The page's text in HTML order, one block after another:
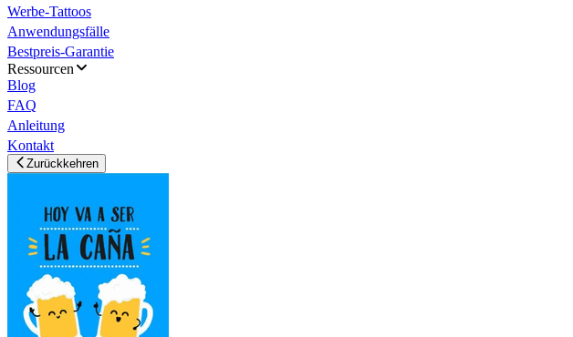
Werbe-Tattoos
Anwendungsfälle
Bestpreis-Garantie
Ressourcen
Blog
FAQ
Anleitung
Kontakt
Zurückkehren